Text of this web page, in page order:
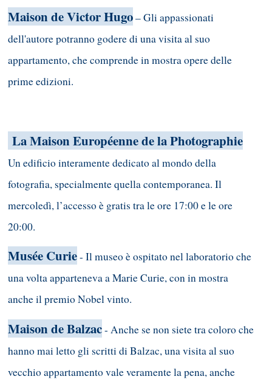
Maison de Victor Hugo– Gli appassionati
dell'autore potranno godere di una visita al suo
appartamento, che comprende in mostra opere delle
prime edizioni.
La Maison Européenne de la Photographie
Un edificio interamente dedicato al mondo della
fotografia, specialmente quella contemporanea. Il
mercoledì, l’accesso è gratis tra le ore 17:00 e le ore
20:00.
Musée Curie- Il museo è ospitato nel laboratorio che
una volta apparteneva a Marie Curie, con in mostra
anche il premio Nobel vinto.
Maison de Balzac- Anche se non siete tra coloro che
hanno mai letto gli scritti di Balzac, una visita al suo
vecchio appartamento vale veramente la pena, anche